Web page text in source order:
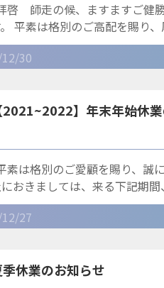
師走の候、ますますご健
平素は格別のご高配を賜り
社ハーマンドットでは年末
の30
】年末年始休
は格別のご愛顧を賜り、誠
おきましては、来る下記期
いただきます。 ■夏季休業
２27
休業のお知らせ